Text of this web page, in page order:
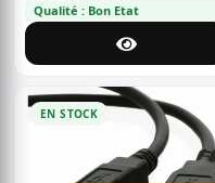
Qualité : Bon Etat
EN STOCK